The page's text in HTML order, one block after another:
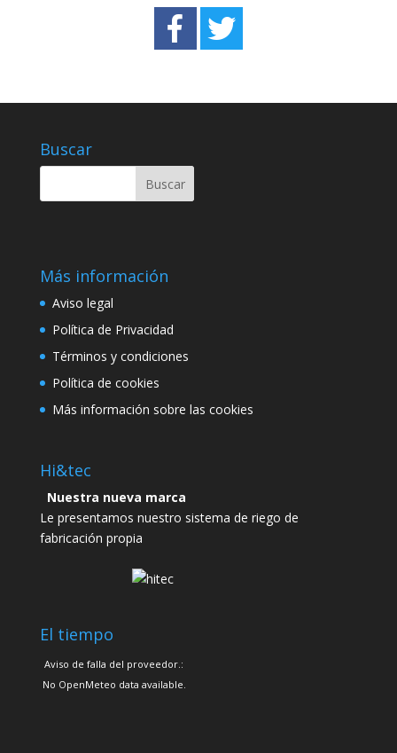
Buscar
Más información
Aviso legal
Política de Privacidad
Términos y condiciones
Política de cookies
Más información sobre las cookies
Hi&tec
Nuestra nueva marca
Le presentamos nuestro sistema de riego de
fabricación propia
El tiempo
Aviso de falla del proveedor.:
No OpenMeteo data available.